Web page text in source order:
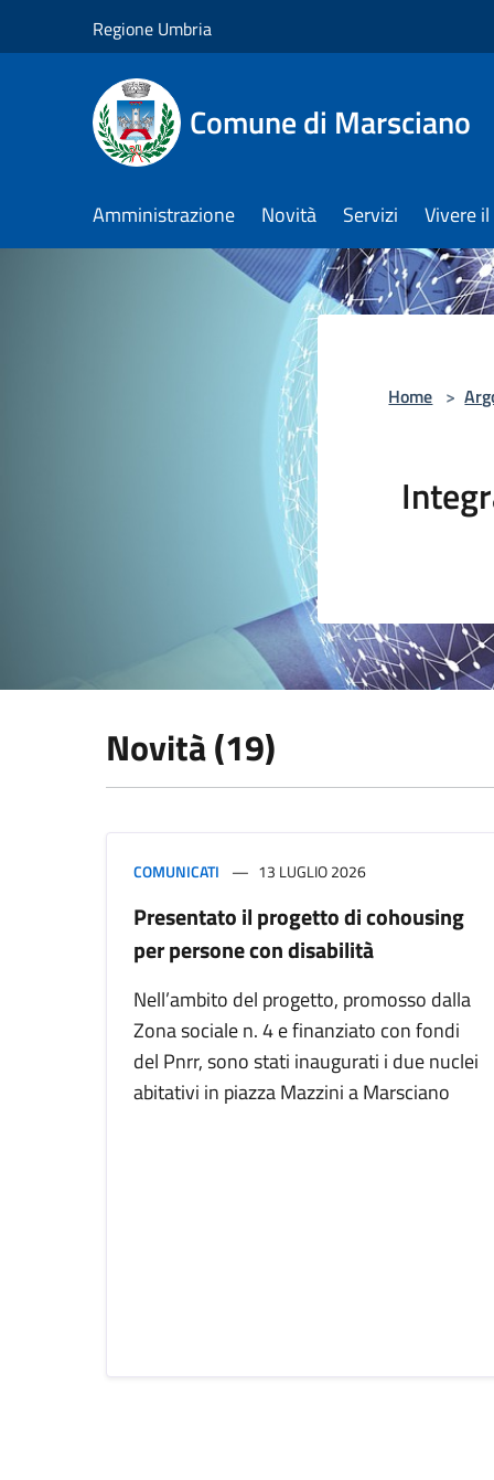
Regione Umbria
Comune di Marsciano
Amministrazione Novità Servizi Vivere
Home >
Novità (19)
COMUNICATI 13 LUGLIO 2026
Presentato il progetto di cohousing
per persone con disabilità
Nell’ambito del progetto, promosso dalla
Zona sociale n. 4 e finanziato con fondi
del Pnrr, sono stati inaugurati i due nuclei
abitativi in piazza Mazzini a Marsciano